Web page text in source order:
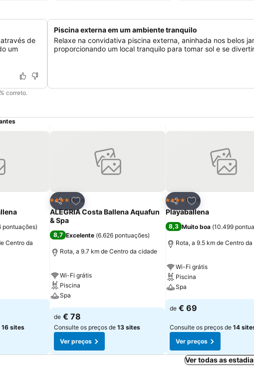
de
um
Piscina externa em um ambiente tranquilo
Relaxe na convidativa piscina externa, aninhada nos belos
proporcionando um local tranquilo para tomar sol e se
correto.
favoritos
pontuações)
Centro da
16 sites
Partilhar
Adicionar aos favoritos
4 EstrelasHotel
ALEGRIA Costa Ballena Aquafun
& Spa
8,7 Excelente (6.626 pontuações)
Rota, a 9.7 km de Centro da cidade
Wi-Fi grátis
Piscina
Spa
de € 78
Consulte os preços de 13 sites
Ver preços
Partilhar
Adicionar aos
4 EstrelasHotel
Playaballena
8,3 Muito boa (10.499
Rota, a 9.5 km de Centro
Wi-Fi grátis
Piscina
Spa
de € 69
Consulte os preços de 14
Ver preços
Ver todas as